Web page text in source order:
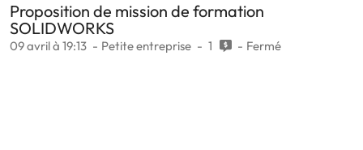
Proposition de mission de formation
SOLIDWORKS
09 avril à 19:13 Petite entreprise 1 Fermé